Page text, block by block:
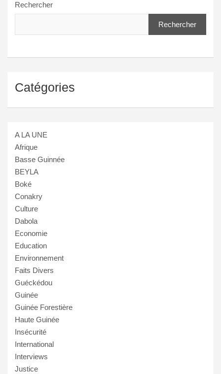
Rechercher
Rechercher
Catégories
A LA UNE
Afrique
Basse Guinnée
BEYLA
Boké
Conakry
Culture
Dabola
Economie
Education
Environnement
Faits Divers
Guéckédou
Guinée
Guinée Forestière
Haute Guinée
Insécurité
International
Interviews
Justice